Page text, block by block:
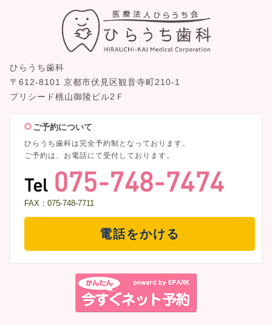
ひらうち歯科
〒612-8101 京都市伏見区観音寺町210-1
プリシード桃山御陵ビル2Ｆ
ご予約について
ひらうち歯科は完全予約制となっております。
ご予約は、お電話にて受付しております。
FAX：075-748-7711
電話をかける